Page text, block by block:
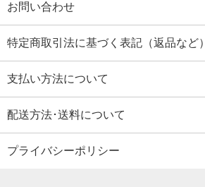
お問い合わせ
特定商取引法に基づく表記（返品など）
支払い方法について
配送方法･送料について
プライバシーポリシー